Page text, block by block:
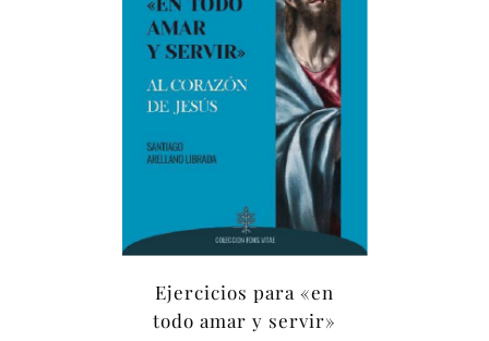
Ejercicios para «en
todo amar y servir»